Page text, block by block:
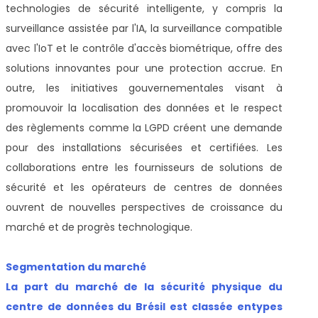
technologies de sécurité intelligente, y compris la
surveillance assistée par l'IA, la surveillance compatible
avec l'IoT et le contrôle d'accès biométrique, offre des
solutions innovantes pour une protection accrue. En
outre, les initiatives gouvernementales visant à
promouvoir la localisation des données et le respect
des règlements comme la LGPD créent une demande
pour des installations sécurisées et certifiées. Les
collaborations entre les fournisseurs de solutions de
sécurité et les opérateurs de centres de données
ouvrent de nouvelles perspectives de croissance du
marché et de progrès technologique.
Segmentation du marché
La part du marché de la sécurité physique du
centre de données du Brésil est classée entypes